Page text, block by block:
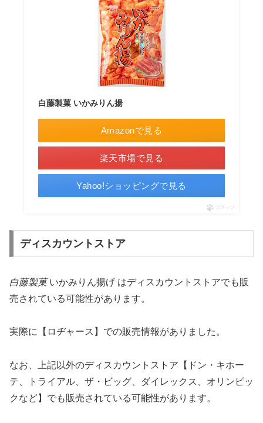
白藤製菓 いかみりん揚
Amazonで見る
楽天市場で見る
Yahoo!ショッピングで見る
ポチップ
ディスカウントストア
白藤製菓いかみりん揚げ はディスカウントストアでも販
売されている可能性があります。
実際に【ロヂャース】での販売情報がありました。
なお、上記以外のディスカウントストア【ドン・キホー
テ、トライアル、ザ・ビッグ、ダイレックス、オリンピッ
クなど】でも販売されている可能性があります。